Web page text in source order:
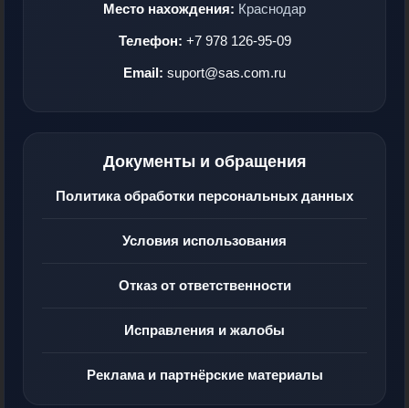
Место нахождения: Краснодар
Телефон: +7 978 126-95-09
Email: suport@sas.com.ru
Документы и обращения
Политика обработки персональных данных
Условия использования
Отказ от ответственности
Исправления и жалобы
Реклама и партнёрские материалы